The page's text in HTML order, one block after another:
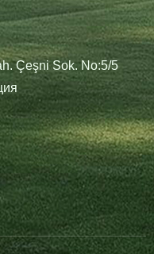
Çeşni Sok. No:5/5